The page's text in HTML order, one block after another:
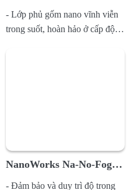
BoatGuard (Nano bảo vệ
thuyền cao cấp)
- Lớp phủ gốm nano vĩnh viễn
trong suốt, hoàn hảo ở cấp độ vi
NanoWorks Na-No-Fog
(Nano khử sương trên bề
- Đảm bảo và duy trì độ trong